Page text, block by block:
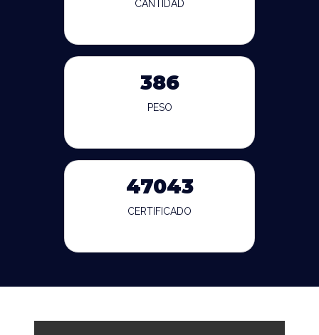
CANTIDAD
386
PESO
47043
CERTIFICADO